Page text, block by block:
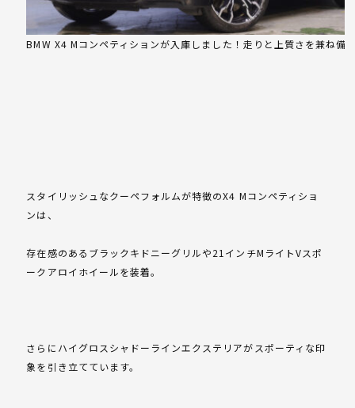
BMW X4 Mコンペティションが入庫しました！走りと上質さを兼ね備
スタイリッシュなクーペフォルムが特徴のX4 Mコンペティショ
ンは、
存在感のあるブラックキドニーグリルや21インチMライトVスポ
ークアロイホイールを装着。
さらにハイグロスシャドーラインエクステリアがスポーティな印
象を引き立てています。